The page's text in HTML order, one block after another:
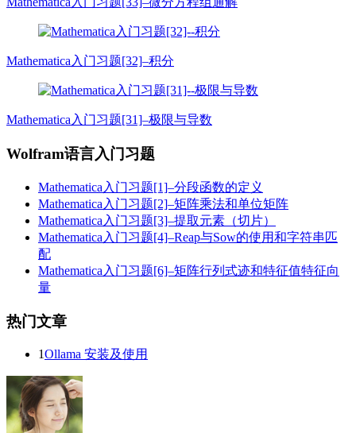
Mathematica入门习题[32]–积分
Mathematica入门习题[31]–极限与导数
Wolfram语言入门习题
Mathematica入门习题[1]–分段函数的定义
Mathematica入门习题[2]–矩阵乘法和单位矩阵
Mathematica入门习题[3]–提取元素（切片）
Mathematica入门习题[4]–Reap与Sow的使用和字符串匹
配
Mathematica入门习题[6]–矩阵行列式迹和特征值特征向
量
热门文章
1Ollama 安装及使用